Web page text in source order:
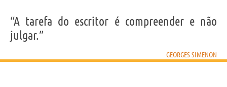
“A tarefa do escritor é compreender e não
julgar.”
GEORGES SIMENON